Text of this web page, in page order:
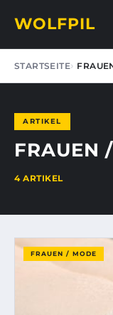
WOLFPIL
STARTSEITE
ARTIKEL
FRAUEN
4 ARTIKEL
FRAUEN / MODE